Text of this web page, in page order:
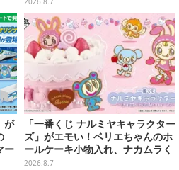
付きでアクセサリーにも
が
ー
「一番くじ ナルミヤキャラクター
ズ」がエモい！ベリエちゃんのホ
ールケーキ小物入れ、ナカムラく
んのマスコットなどがズラリ
2026.8.7